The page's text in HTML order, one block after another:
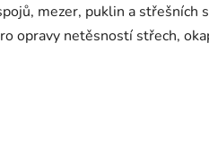
mezer, puklin a střešních
opravy netěsností střech,